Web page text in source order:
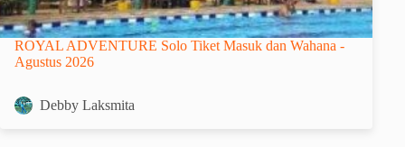
ROYAL ADVENTURE Solo Tiket Masuk dan Wahana -
Agustus 2026
Debby Laksmita